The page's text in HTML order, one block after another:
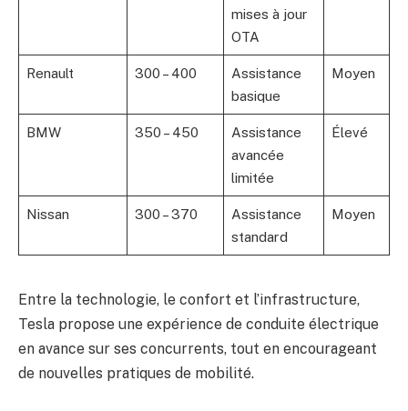
mises à jour
OTA
Renault 300 – 400
Assistance
basique
Moyen
BMW 350 – 450
Assistance
avancée
limitée
Élevé
Nissan 300 – 370
Assistance
standard
Moyen
Entre la technologie, le confort et l’infrastructure,
Tesla propose une expérience de conduite électrique
en avance sur ses concurrents, tout en encourageant
de nouvelles pratiques de mobilité.